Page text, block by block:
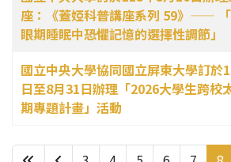
座：《蓋婭科普講座系列 59》——
眼期睡眠中恐懼記憶的選擇性調節」
國立中央大學協同國立屏東大學訂於
日至8月31日辦理「2026大學生跨校
期專題計畫」活動